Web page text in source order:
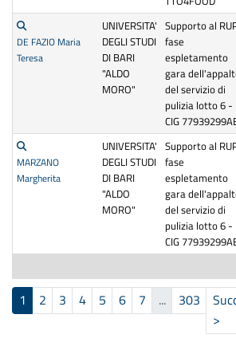
DE FAZIO Maria
Teresa
UNIVERSITA'
DEGLI STUDI
DI BARI
"ALDO
MORO"
Supporto al
fase
espletamento
gara
del servizio di
pulizia lotto 6 -
CIG
MARZANO
Margherita
UNIVERSITA'
DEGLI STUDI
DI BARI
"ALDO
MORO"
Supporto al
fase
espletamento
gara
del servizio di
pulizia lotto 6 -
CIG
1
2 3 4 5 6 7 ... 303
>